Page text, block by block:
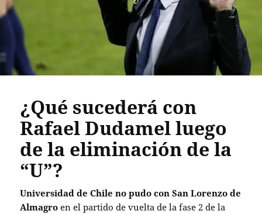
¿Qué sucederá con
Rafael Dudamel luego
de la eliminación de la
“U”?
Universidad de Chile no pudo con San Lorenzo de
Almagro en el partido de vuelta de la fase 2 de la